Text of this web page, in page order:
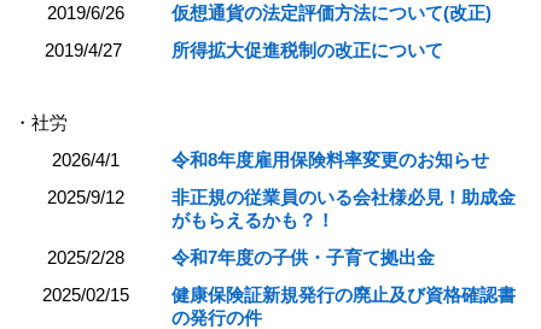
2019/6/26
仮想通貨の法定評価方法について(改正)
2019/4/27
所得拡大促進税制の改正について
・社労
2026/4/1
令和8年度雇用保険料率変更のお知らせ
2025/9/12
非正規の従業員のいる会社様必見！助成金
がもらえるかも？！
2025/2/28
令和7年度の子供・子育て拠出金
2025/02/15
健康保険証新規発行の廃止及び資格確認書
の発行の件